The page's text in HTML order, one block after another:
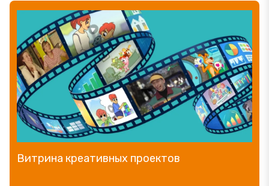
Витрина креативных проектов